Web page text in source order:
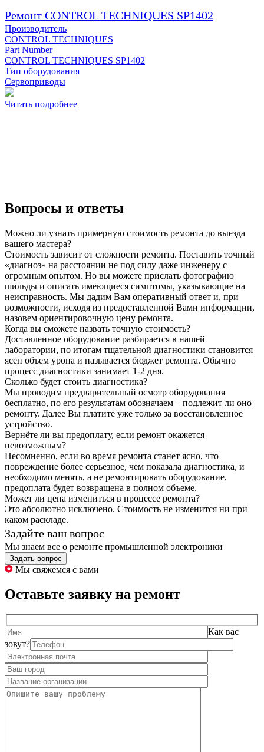
Ремонт CONTROL TECHNIQUES SP1402
Производитель
CONTROL TECHNIQUES
Part Number
CONTROL TECHNIQUES SP1402
Тип оборудования
Сервоприводы
Читать подробнее
Вопросы и ответы
Можно ли узнать примерную стоимость ремонта до выезда
вашего мастера?
Стоимость зависит от сложности ремонта. Поставить точный
«диагноз» на расстоянии не под силу даже инженеру с
огромным опытом. Но вы можете прислать фотографию
шильды и описать имеющиеся симптомы, указывающие на
неисправность. Мы дадим Вам оперативный ответ и, при
возможности, исходя из предоставленной Вами информации,
назовем ориентировочную цену ремонта.
Когда вы сможете назвать точную стоимость?
Доставленное оборудование разбирается в нашей
лаборатории, по итогам тщательной диагностики становится
ясен объем урона и называется бюджет ремонта. Обычно
процесс диагностики занимает 1-2 дня.
Сколько будет стоить диагностика?
Мы проводим предварительный осмотр оборудования
бесплатно, по его результатам обозначаем – подлежит ли оно
ремонту. Далее Вы платите уже только за восстановленное
устройство.
Вернёте ли вы предоплату, если ремонт окажется
невозможным?
Несомненно, если во время ремонта станет ясно, что
повреждение более серьезное, чем показала диагностика, и
необходимо менять, а не ремонтировать оборудование,
предоплата будет возвращена в полном объеме.
Может ли цена измениться в процессе ремонта?
Это абсолютно исключено. Стоимость не изменится ни при
каком раскладе.
Задайте ваш вопрос
Мы знаем все о ремонте промышленной электроники
Задать вопрос
Мы свяжемся с вами
Оставьте заявку на ремонт
Как вас
зовут?